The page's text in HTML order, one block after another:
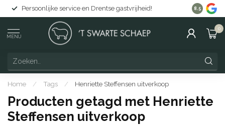
Persoonlijke service en Drentse gastvrijheid! Gratis
8.5
MENU
0
Home / Tags / Henriette Steffensen uitverkoop
Producten getagd met Henriette
Steffensen uitverkoop